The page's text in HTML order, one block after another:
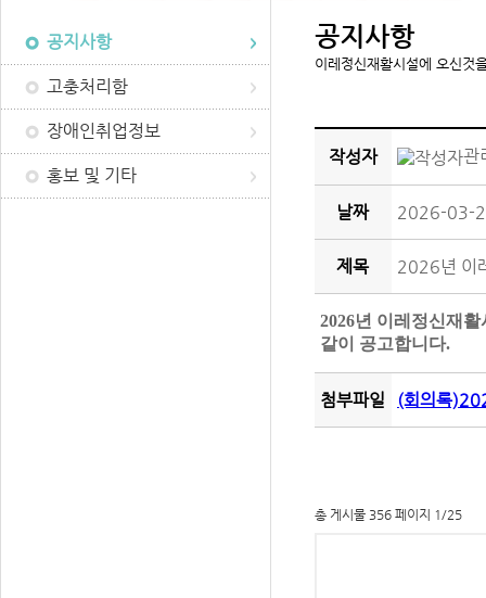
공지사항
고충처리함
장애인취업정보
홍보 및 기타
공지사항
이레정신재활시설에 오신것
작성자 관
날짜 2026-03-
제목 2026년 이
2026년 이레정신재
같이 공고합니다.
첨부파일 (회의록
총 게시물 356 페이지 1/25